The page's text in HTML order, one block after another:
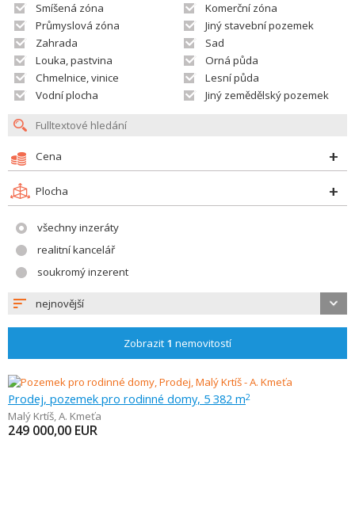
Smíšená zóna
Komerční zóna
Průmyslová zóna
Jiný stavební pozemek
Zahrada
Sad
Louka, pastvina
Orná půda
Chmelnice, vinice
Lesní půda
Vodní plocha
Jiný zemědělský pozemek
Cena
Plocha
všechny inzeráty
realitní kancelář
soukromý inzerent
nejnovější
Zobrazit 1 nemovitostí
Prodej, pozemek pro rodinné domy, 5 382 m2
Malý Krtíš,A. Kmeťa
249 000,00 EUR